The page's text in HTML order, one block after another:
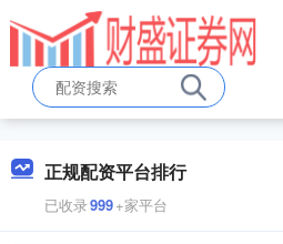
正规配资平台排行
已收录999+家平台